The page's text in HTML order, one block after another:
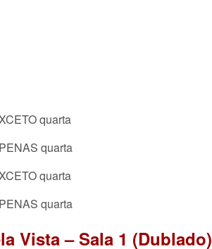
quarta
quarta
quarta
quarta
Vista – Sala 1 (Dublado)